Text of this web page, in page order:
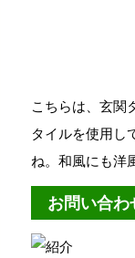
こちらは、玄関
タイルを使用し
ね。和風にも洋
お問い合わ